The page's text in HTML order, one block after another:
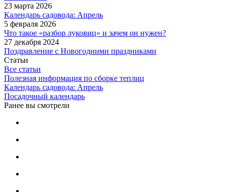
23 марта 2026
Календарь садовода: Апрель
5 февраля 2026
Что такое «разбор луковиц» и зачем он нужен?
27 декабря 2024
Поздравление с Новогодними праздниками
Статьи
Все статьи
Полезная информация по сборке теплиц
Календарь садовода: Апрель
Посадочный календарь
Ранее вы смотрели